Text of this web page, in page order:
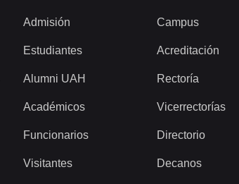
Admisión
Estudiantes
Alumni UAH
Académicos
Funcionarios
Visitantes
Campus
Acreditación
Rectoría
Vicerrectorías
Directorio
Decanos